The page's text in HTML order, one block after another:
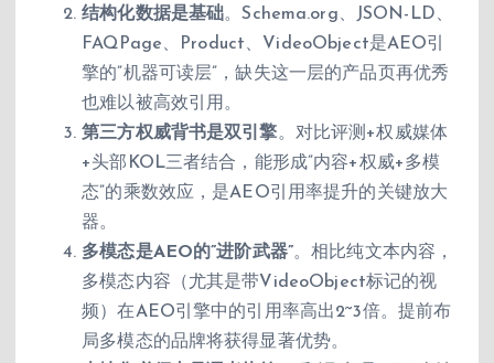
结构化数据是基础。Schema.org、JSON-LD、
FAQPage、Product、VideoObject是AEO引
擎的”机器可读层”，缺失这一层的产品页再优秀
也难以被高效引用。
第三方权威背书是双引擎。对比评测+权威媒体
+头部KOL三者结合，能形成”内容+权威+多模
态”的乘数效应，是AEO引用率提升的关键放大
器。
多模态是AEO的”进阶武器”。相比纯文本内容，
多模态内容（尤其是带VideoObject标记的视
频）在AEO引擎中的引用率高出2~3倍。提前布
局多模态的品牌将获得显著优势。